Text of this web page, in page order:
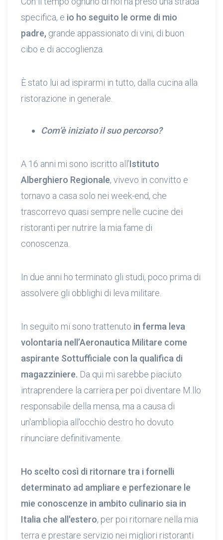
specifica, e io ho seguito le orme di mio
padre, grande appassionato di vini, di buon
cibo e di accoglienza.
È stato lui ad ispirarmi in tutto, dalla cucina alla
ristorazione in generale.
Com’è iniziato il suo percorso?
A 16 anni mi sono iscritto all’Istituto
Alberghiero Regionale, vivevo in convitto e
tornavo a casa solo nei week-end, che
trascorrevo quasi sempre nelle cucine dei
ristoranti per nutrire la mia fame di
conoscenza.
In due anni ho terminato gli studi, poco prima di
assolvere gli obblighi di leva militare.
In seguito mi sono trattenuto in ferma leva
volontaria nell’Aeronautica Militare come
aspirante Sottufficiale con la qualifica di
magazziniere. Da qui mi sarebbe piaciuto
intraprendere la carriera per poi diventare M.llo
responsabile della mensa, ma a causa di
un'ambliopia all'occhio destro ho dovuto
rinunciare definitivamente.
Ho scelto così di ritornare tra i fornelli
determinato ad ampliare e perfezionare le
mie conoscenze in ambito culinario sia in
Italia che all'estero, per poi ritornare nella mia
terra e prestare servizio nei migliori ristoranti